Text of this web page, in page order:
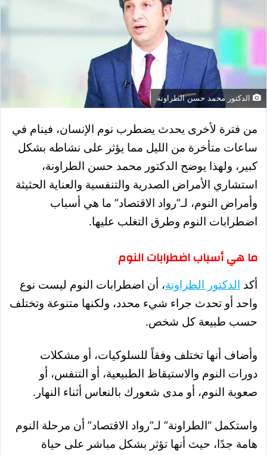
الدكتور محمد حسن الطراونة
من فترة لأخرى يحدث يضطرب نوم الإنسان، فينام في
ساعات متأخرة من الليل مما يؤثر على نشاطه بشكل
كبير، ولهذا يوضح الدكتور محمد حسن الطراونة،
استشاري الأمراض الصدرية والتنفسية والعناية الحثيثة
وأمراض النوم، لـ”رواد الاقتصاد” ما هي أسباب
اضطرابات النوم وطرق التغلب عليها.
ما هي أسباب اضطرابات النوم
أكد الدكتور الطراونة، أن اضطرابات النوم ليست نوع
واحد أو تحدث جراء شيء محدد، ولكنها متنوعة وتختلف
حسب طبيعة كل شخص.
وأضاف أنها تختلف وفقاً للسلوكيات، أو مشكلات
دورات النوم والاستيقاظ الطبيعية، أو التنفس، أو
صعوبة النوم، أو مدى شعورك بالنعاس أثناء النهار .
واستكمل “الطراونة” لـ”رواد الاقتصاد” أن مرحلة النوم
هامة جدًا، حيث أنها تؤثر بشكل مباشر على حياة